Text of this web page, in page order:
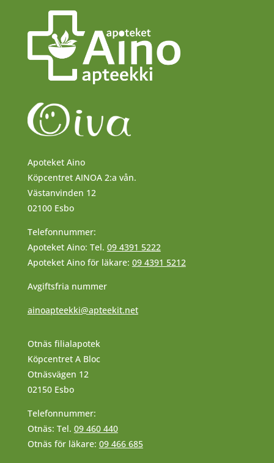
Apoteket Aino
Köpcentret AINOA 2:a vån.
Västanvinden 12
02100 Esbo
Telefonnummer:
Apoteket Aino: Tel. 09 4391 5222
Apoteket Aino för läkare: 09 4391 5212
Avgiftsfria nummer
ainoapteekki@apteekit.net
Otnäs filialapotek
Köpcentret A Bloc
Otnäsvägen 12
02150 Esbo
Telefonnummer:
Otnäs: Tel. 09 460 440
Otnäs för läkare: 09 466 685